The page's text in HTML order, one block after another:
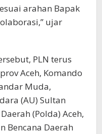
arahan Bapak
ujar
PLN terus
Aceh, Komando
Muda,
(AU) Sultan
(Polda) Aceh,
Bencana Daerah